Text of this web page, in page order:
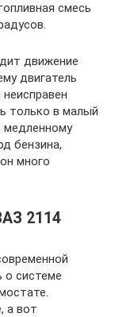
смесь
движение
двигатель
только в малый
медленному
бензина,
много
2114
о системе
а вот